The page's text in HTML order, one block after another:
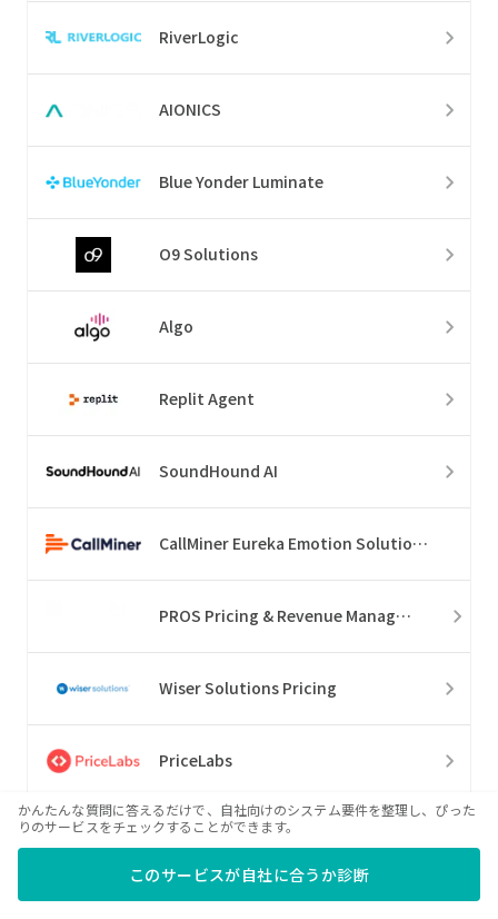
RiverLogic
AIONICS
Blue Yonder Luminate
O9 Solutions
Algo
Replit Agent
SoundHound AI
CallMiner Eureka Emotion Solution Suite
PROS Pricing & Revenue Management
Wiser Solutions Pricing
PriceLabs
ChurnZero
Gainsight CS
かんたんな質問に答えるだけで、自社向けのシステム要件を整理し、ぴった
りのサービスをチェックすることができます。
このサービスが自社に合うか診断